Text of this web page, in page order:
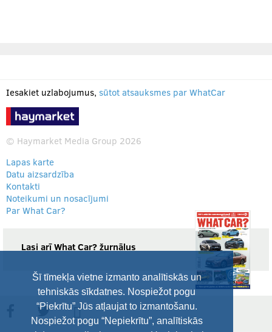
Šī tīmekļa vietne izmanto analītiskās un
tehniskās sīkdatnes. Nospiežot pogu
“Piekrītu” Jūs atļaujat to izmantošanu.
Nospiežot pogu “Nepiekrītu”, analītiskās
Iesakiet uzlabojumus, sūtot atsauksmes par WhatCar
© Haymarket Media Group 2026
Lapas karte
Datu aizsardzība
Kontakti
Noteikumi un nosacījumi
Par What Car?
Lasi arī What Car? žurnālus